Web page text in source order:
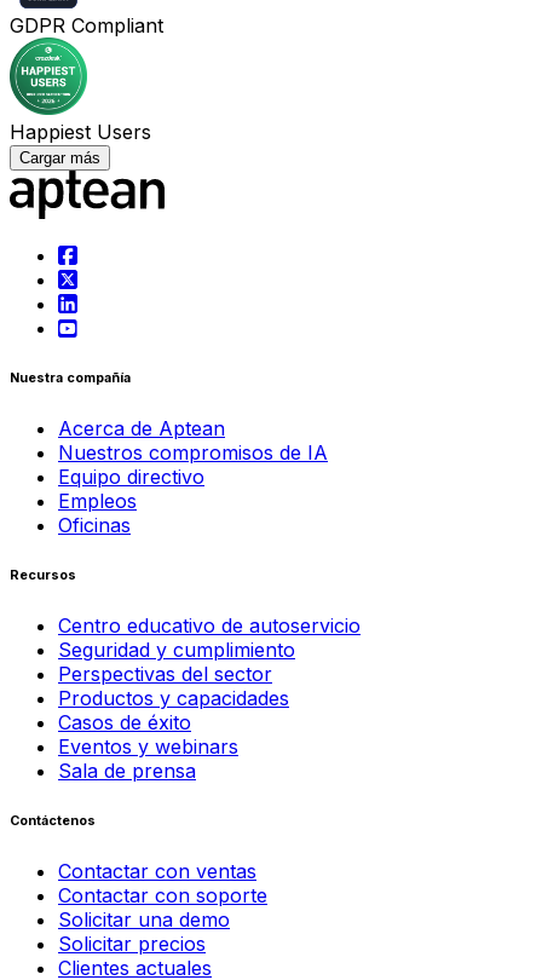
GDPR Compliant
Happiest Users
Cargar más
Nuestra compañía
Acerca de Aptean
Nuestros compromisos de IA
Equipo directivo
Empleos
Oficinas
Recursos
Centro educativo de autoservicio
Seguridad y cumplimiento
Perspectivas del sector
Productos y capacidades
Casos de éxito
Eventos y webinars
Sala de prensa
Contáctenos
Contactar con ventas
Contactar con soporte
Solicitar una demo
Solicitar precios
Clientes actuales